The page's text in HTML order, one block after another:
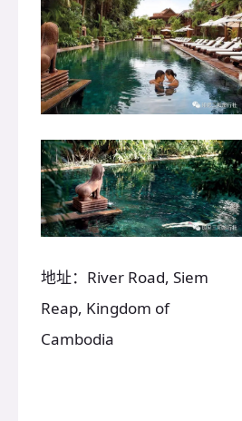
地址：River Road, Siem
Reap, Kingdom of
Cambodia